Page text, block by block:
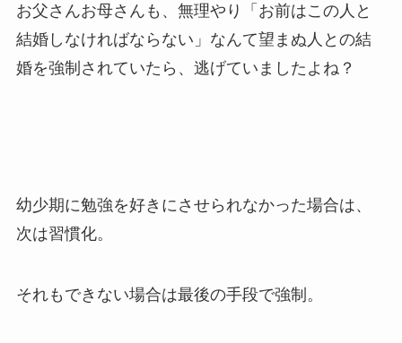
お父さんお母さんも、無理やり「お前はこの人と
結婚しなければならない」なんて望まぬ人との結
婚を強制されていたら、逃げていましたよね？
幼少期に勉強を好きにさせられなかった場合は、
次は習慣化。
それもできない場合は最後の手段で強制。